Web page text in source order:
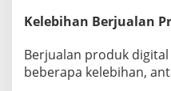
u
n
L
e
Kelebihan Berjualan
Berjualan produk
beberapa kelebihan,